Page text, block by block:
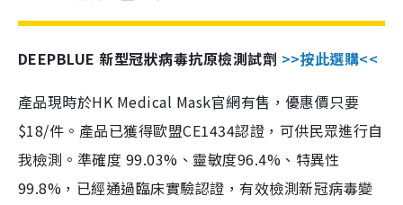
DEEPBLUE 新型冠狀病毒抗原檢測試劑 >>按此選購<<
產品現時於HK Medical Mask官網有售，優惠價只要
$18/件。產品已獲得歐盟CE1434認證，可供民眾進行自
我檢測。準確度 99.03%、靈敏度96.4%、特異性
99.8%，已經通過臨床實驗認證，有效檢測新冠病毒變